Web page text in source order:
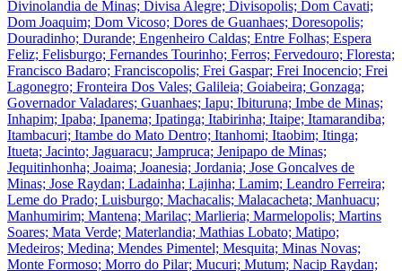
Divinolandia de Minas; Divisa Alegre; Divisopolis; Dom Cavati;
Dom Joaquim; Dom Vicoso; Dores de Guanhaes; Doresopolis;
Douradinho; Durande; Engenheiro Caldas; Entre Folhas; Espera
Feliz; Felisburgo; Fernandes Tourinho; Ferros; Fervedouro; Floresta;
Francisco Badaro; Franciscopolis; Frei Gaspar; Frei Inocencio; Frei
Lagonegro; Fronteira Dos Vales; Galileia; Goiabeira; Gonzaga;
Governador Valadares; Guanhaes; Iapu; Ibituruna; Imbe de Minas;
Inhapim; Ipaba; Ipanema; Ipatinga; Itabirinha; Itaipe; Itamarandiba;
Itambacuri; Itambe do Mato Dentro; Itanhomi; Itaobim; Itinga;
Itueta; Jacinto; Jaguaracu; Jampruca; Jenipapo de Minas;
Jequitinhonha; Joaima; Joanesia; Jordania; Jose Goncalves de
Minas; Jose Raydan; Ladainha; Lajinha; Lamim; Leandro Ferreira;
Leme do Prado; Luisburgo; Machacalis; Malacacheta; Manhuacu;
Manhumirim; Mantena; Marilac; Marlieria; Marmelopolis; Martins
Soares; Mata Verde; Materlandia; Mathias Lobato; Matipo;
Medeiros; Medina; Mendes Pimentel; Mesquita; Minas Novas;
Monte Formoso; Morro do Pilar; Mucuri; Mutum; Nacip Raydan;